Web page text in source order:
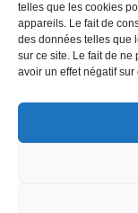
telles que les cookies
appareils. Le fait de
des données telles que
sur ce site. Le fait de ne
avoir un effet négatif
Établissement
Formations
Vie étudiante
Financement des